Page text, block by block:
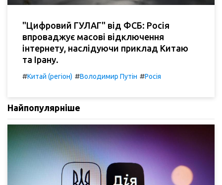
"Цифровий ГУЛАГ" від ФСБ: Росія
впроваджує масові відключення
інтернету, наслідуючи приклад Китаю
та Ірану.
#Китай (регіон) #Володимир Путін #Росія
Найпопулярніше